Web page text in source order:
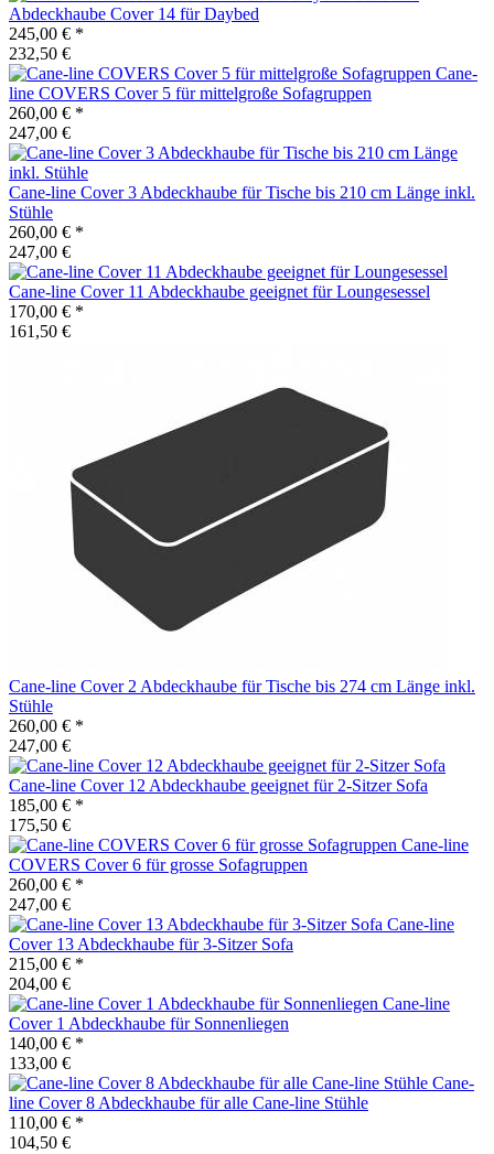
Abdeckhaube Cover 14 für Daybed
245,00 € *
232,50 €
Cane-
line COVERS Cover 5 für mittelgroße Sofagruppen
260,00 € *
247,00 €
Cane-line Cover 3 Abdeckhaube für Tische bis 210 cm Länge inkl.
Stühle
260,00 € *
247,00 €
Cane-line Cover 11 Abdeckhaube geeignet für Loungesessel
170,00 € *
161,50 €
Cane-line Cover 2 Abdeckhaube für Tische bis 274 cm Länge inkl.
Stühle
260,00 € *
247,00 €
Cane-line Cover 12 Abdeckhaube geeignet für 2-Sitzer Sofa
185,00 € *
175,50 €
Cane-line
COVERS Cover 6 für grosse Sofagruppen
260,00 € *
247,00 €
Cane-line
Cover 13 Abdeckhaube für 3-Sitzer Sofa
215,00 € *
204,00 €
Cane-line
Cover 1 Abdeckhaube für Sonnenliegen
140,00 € *
133,00 €
Cane-
line Cover 8 Abdeckhaube für alle Cane-line Stühle
110,00 € *
104,50 €